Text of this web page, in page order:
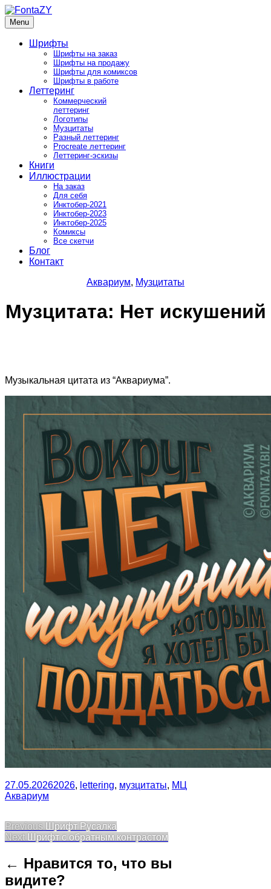
Skip
to
content
FontaZY
Fonts and pictures by Zakhar Yaschin
Menu
Шрифты
Шрифты на заказ
Шрифты на продажу
Шрифты для комиксов
Шрифты в работе
Леттеринг
Коммерческий
леттеринг
Логотипы
Музцитаты
Разный леттеринг
Procreate леттеринг
Леттеринг-эскизы
Книги
Иллюстрации
На заказ
Для себя
Инктобер-2021
Инктобер-2023
Инктобер-2025
Комиксы
Все скетчи
Блог
Контакт
Аквариум, Музцитаты
Музцитата: Нет искушений
Музыкальная цитата из “Аквариума”.
27.05.20262026, lettering, музцитаты, МЦ
Аквариум
Post
navigation
Previous Previous
post:
Шрифт Русалка
Next Next
Шрифт с обратным контрастом
← Нравится то, что вы
видите?